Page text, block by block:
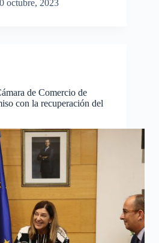
octubre, 2023
de Comercio de
con la recuperación del